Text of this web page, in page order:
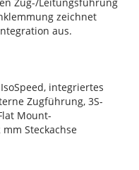
zeichnet
aus.
integriertes
Zugführung, 3S-
Mount-
Steckachse